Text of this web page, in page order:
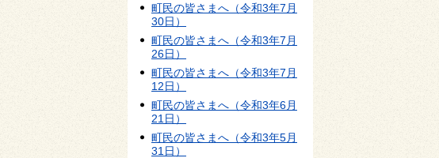
町民の皆さまへ（令和3年7月
30日）
町民の皆さまへ（令和3年7月
26日）
町民の皆さまへ（令和3年7月
12日）
町民の皆さまへ（令和3年6月
21日）
町民の皆さまへ（令和3年5月
31日）